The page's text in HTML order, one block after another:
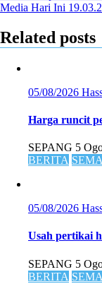
Media Hari Ini
Related posts
05/08/2026
Harga runcit
SEPANG 5
BERITA
05/08/2026
Usah pertikai
SEPANG 5
BERITA